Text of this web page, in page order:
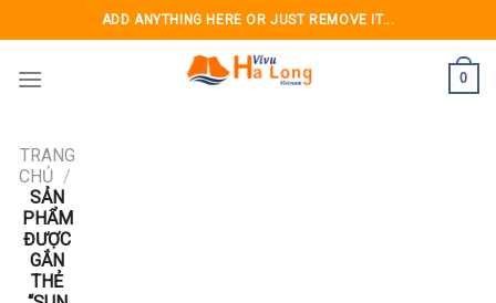
to
content
ADD ANYTHING HERE OR JUST REMOVE IT...
0
TRANG
CHỦ /
SẢN
PHẨM
ĐƯỢC
GẮN
THẺ